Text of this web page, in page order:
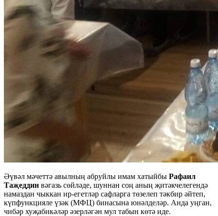
Әүвәл мәчеттә авылның абруйлы имам хатыйбы Рафаил
Таҗеддин вәгазь сөйләде, шуннан соң аның җитәкчелегендә
намаздан чыккан ир-егетләр сафларга төзелеп тәкбир әйтеп,
күпфункцияле үзәк (МФЦ) бинасына юнәлделәр. Анда уңган,
чибәр хуҗабикәләр әзерләгән мул табын көтә иде.